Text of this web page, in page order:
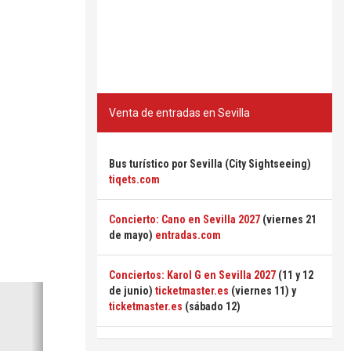
Venta de entradas en Sevilla
Bus turístico por Sevilla (City Sightseeing)
tiqets.com
Concierto: Cano en Sevilla 2027 (viernes 21
de mayo) entradas.com
Conciertos: Karol G en Sevilla 2027 (11 y 12
de junio) ticketmaster.es (viernes 11) y
ticketmaster.es (sábado 12)